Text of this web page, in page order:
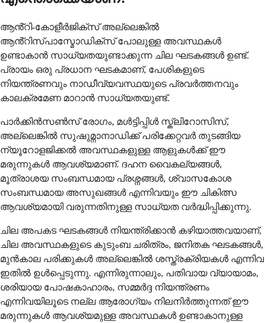
ആൻ്റി-കോളീർജിക്സ് അല്ലെങ്കിൽ
ആൻ്റിസ്പാസ്മോഡിക്സ് പോലുള്ള അവസ്ഥകൾ
ഉണ്ടാകാൻ സാധ്യതയുണ്ടാക്കുന്ന ചില ഘടകങ്ങൾ ഉണ്ട്.
പ്രായം ഒരു പ്രധാന ഘടകമാണ്, പേശികളുടെ
നിയന്ത്രണവും നാഡീവ്യവസ്ഥയുടെ പ്രവർത്തനവും
കാലക്രമേണ മാറാൻ സാധ്യതയുണ്ട്.
പാർക്കിൻസൺസ് രോഗം, മൾട്ടിപ്പിൾ സ്ക്ലിറോസിസ്,
അല്ലെങ്കിൽ സുഷുമ്നാനാഡിക്ക് പരിക്കേറ്റവർ തുടങ്ങിയ
ന്യൂറോളജിക്കൽ അവസ്ഥകളുള്ള ആളുകൾക്ക് ഈ
മരുന്നുകൾ ആവശ്യമാണ്. ദഹന വൈകല്യങ്ങൾ,
മൂത്രാശയ സംബന്ധമായ പ്രശ്നങ്ങൾ, ശ്വാസകോശ
സംബന്ധമായ അസുഖങ്ങൾ എന്നിവയും ഈ ചികിത്സ
ആവശ്യമായി വരുന്നതിനുള്ള സാധ്യത വർദ്ധിപ്പിക്കുന്നു.
ചില അപകട ഘടകങ്ങൾ നിയന്ത്രിക്കാൻ കഴിയാത്തവയാണ്,
ചില അവസ്ഥകളുടെ കുടുംബ ചരിത്രം, ജനിതക ഘടകങ്ങൾ,
മുൻകാല പരിക്കുകൾ അല്ലെങ്കിൽ ശസ്ത്രക്രിയകൾ എന്നിവ
ഇതിൽ ഉൾപ്പെടുന്നു. എന്നിരുന്നാലും, പതിവായ വ്യായാമം,
ശരിയായ പോഷകാഹാരം, സമ്മർദ്ദ നിയന്ത്രണം
എന്നിവയിലൂടെ നല്ല ആരോഗ്യം നിലനിർത്തുന്നത് ഈ
മരുന്നുകൾ ആവശ്യമുള്ള അവസ്ഥകൾ ഉണ്ടാകാനുള്ള